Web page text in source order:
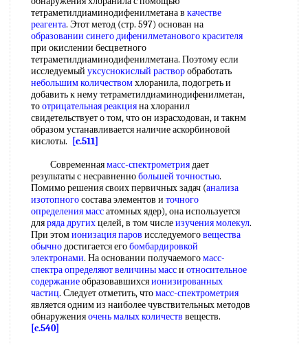
тетраметилдиаминодифенилметана в качестве
реагента. Этот метод (стр. 597) основан на
образовании синегодифенилметанового красителя
при окислении бесцветного
тетраметилдиаминодифенилметана. Поэтому если
исследуемый уксуснокислый растворобработать
небольшим количествомхлоранила, подогреть и
добавить к нему тетраметилдиаминодифенилметан,
тоотрицательная реакцияна хлоранил
свидетельствует о том, что он израсходован, и такнм
образом устанавливается наличие аскорбиновой
кислоты.
[c.511]
Современнаямасс-спектрометриядает
результаты с несравненнобольшей точностью.
Помимо решения своих первичных задач (анализа
изотопногосостава элементов и точного
определения массатомных ядер), она используется
дляряда другихцелей, в том числеизучения молекул.
При этомионизация паров исследуемоговещества
обычнодостигается егобомбардировкой
электронами. На основании получаемогомасс-
спектра определяютвеличины масси относительное
содержаниеобразовавшихсяионизированных
частиц. Следует отметить, чтомасс-спектрометрия
является одним из наиболее чувствительных методов
обнаруженияочень малых количеств веществ.
[c.540]